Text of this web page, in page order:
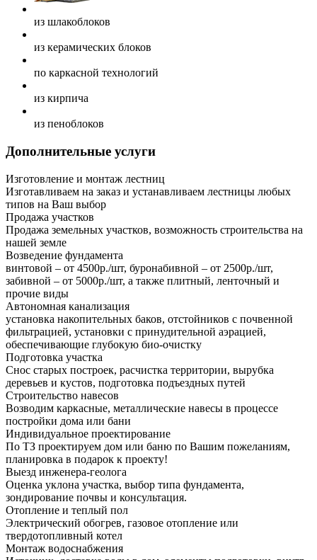
из шлакоблоков
из керамических блоков
по каркасной технологий
из кирпича
из пеноблоков
Дополнительные услуги
Изготовление и монтаж лестниц
Изготавливаем на заказ и устанавливаем лестницы любых
типов на Ваш выбор
Продажа участков
Продажа земельных участков, возможность строительства на
нашей земле
Возведение фундамента
винтовой – от 4500р./шт, буронабивной – от 2500р./шт,
забивной – от 5000р./шт, а также плитный, ленточный и
прочие виды
Автономная канализация
установка накопительных баков, отстойников с почвенной
фильтрацией, установки с принудительной аэрацией,
обеспечивающие глубокую био-очистку
Подготовка участка
Снос старых построек, расчистка территории, вырубка
деревьев и кустов, подготовка подъездных путей
Строительство навесов
Возводим каркасные, металлические навесы в процессе
постройки дома или бани
Индивидуальное проектирование
По ТЗ проектируем дом или баню по Вашим пожеланиям,
планировка в подарок к проекту!
Выезд инженера-геолога
Оценка уклона участка, выбор типа фундамента,
зондирование почвы и консультация.
Отопление и теплый пол
Электрический обогрев, газовое отопление или
твердотопливный котел
Монтаж водоснабжения